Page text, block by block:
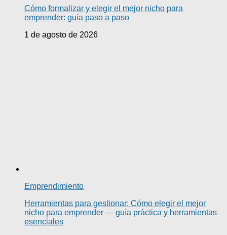
Cómo formalizar y elegir el mejor nicho para
emprender: guía paso a paso
1 de agosto de 2026
Emprendimiento
Herramientas para gestionar: Cómo elegir el mejor
nicho para emprender — guía práctica y herramientas
esenciales